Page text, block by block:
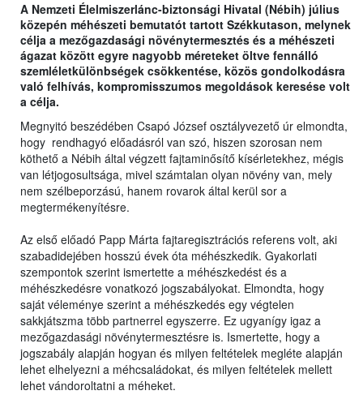
A Nemzeti Élelmiszerlánc-biztonsági Hivatal (Nébih) július
közepén méhészeti bemutatót tartott Székkutason, melynek
célja a mezőgazdasági növénytermesztés és a méhészeti
ágazat között egyre nagyobb méreteket öltve fennálló
szemléletkülönbségek csökkentése, közös gondolkodásra
való felhívás, kompromisszumos megoldások keresése volt
a célja.
Megnyitó beszédében Csapó József osztályvezető úr elmondta,
hogy rendhagyó előadásról van szó, hiszen szorosan nem
köthető a Nébih által végzett fajtaminősítő kísérletekhez, mégis
van létjogosultsága, mivel számtalan olyan növény van, mely
nem szélbeporzású, hanem rovarok által kerül sor a
megtermékenyítésre.
Az első előadó Papp Márta fajtaregisztrációs referens volt, aki
szabadidejében hosszú évek óta méhészkedik. Gyakorlati
szempontok szerint ismertette a méhészkedést és a
méhészkedésre vonatkozó jogszabályokat. Elmondta, hogy
saját véleménye szerint a méhészkedés egy végtelen
sakkjátszma több partnerrel egyszerre. Ez ugyanígy igaz a
mezőgazdasági növénytermesztésre is. Ismertette, hogy a
jogszabály alapján hogyan és milyen feltételek megléte alapján
lehet elhelyezni a méhcsaládokat, és milyen feltételek mellett
lehet vándoroltatni a méheket.